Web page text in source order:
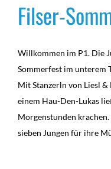
Filser-
Willkommen im P1. Die
Sommerfest im unterem
Mit Stanzerln von Liesl
einem Hau-Den-Lukas
Morgenstunden
sieben Jungen für ihre